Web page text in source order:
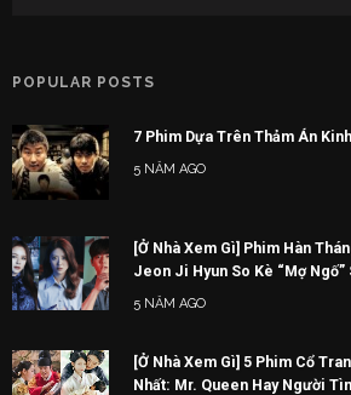
POPULAR POSTS
7 Phim Dựa Trên Thảm Án
5 NĂM AGO
[Ở Nhà Xem Gì] Phim Hàn
Jeon Ji Hyun So Kè “Mợ
5 NĂM AGO
[Ở Nhà Xem Gì] 5 Phim Cổ
Nhất: Mr. Queen Hay Người